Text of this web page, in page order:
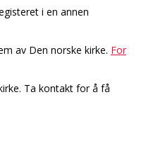
i en annen
av Den norske kirke. For
Ta kontakt for å få